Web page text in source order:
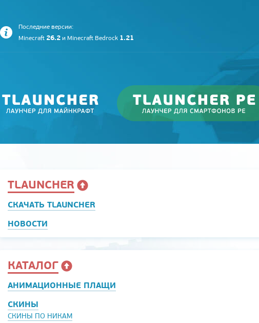
Последние версии:
Minecraft 26.2 и Minecraft Bedrock 1.21
TLAUNCHER
СКАЧАТЬ TLAUNCHER
НОВОСТИ
КАТАЛОГ
АНИМАЦИОННЫЕ ПЛАЩИ
СКИНЫ
СКИНЫ ПО НИКАМ